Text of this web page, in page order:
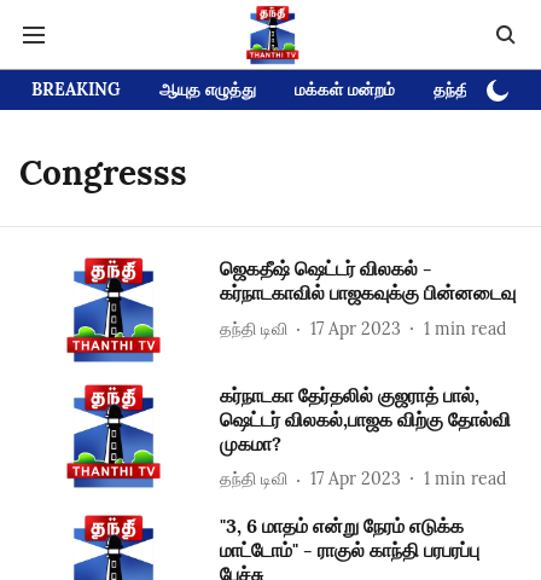
BREAKING ஆயுத எழுத்து மக்கள் மன்றம் தந்தி டிவி
Congresss
ஜெகதீஷ் ஷெட்டர் விலகல் -
கர்நாடகாவில் பாஜகவுக்கு பின்னடைவு
தந்தி டிவி 17 Apr 2023 1 min read
கர்நாடகா தேர்தலில் குஜராத் பால்,
ஷெட்டர் விலகல்,பாஜக விற்கு தோல்வி
முகமா?
தந்தி டிவி 17 Apr 2023 1 min read
"3, 6 மாதம் என்று நேரம் எடுக்க
மாட்டோம்" - ராகுல் காந்தி பரபரப்பு
பேச்சு